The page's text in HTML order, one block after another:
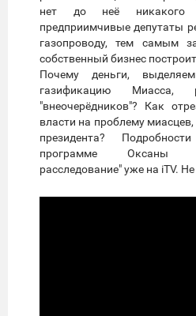
нет до неё никакого
предприимчивые депутаты
газопроводу, тем самым
собственный бизнес
Почему деньги,
газификацию Миасса,
"внеочерёдников"? Как
власти на проблему
президента?
программе Оксаны
расследование" уже на iTV.